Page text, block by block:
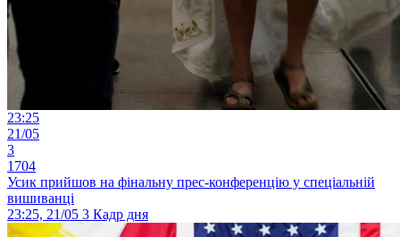
23:25
21/05
3
1704
Усик прийшов на фінальну прес-конференцію у спеціальній
вишиванці
23:25, 21/05 3 Кадр дня